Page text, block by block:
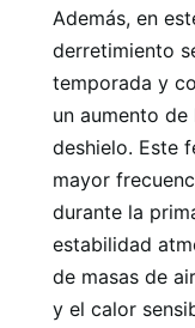
Además, en
derretimiento
temporada y
un aumento
deshielo. Este
mayor
durante la
estabilidad
de masas de
y el calor